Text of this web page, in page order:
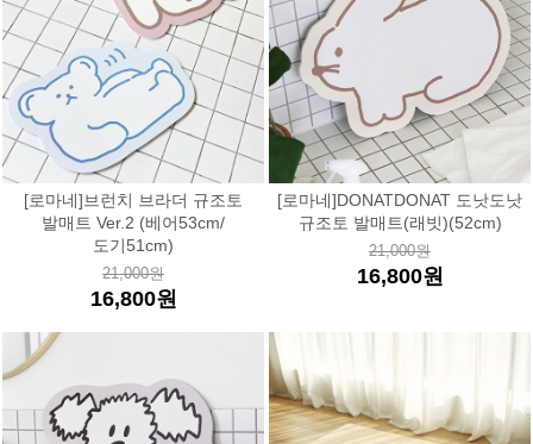
[로마네]브런치 브라더 규조토
발매트 Ver.2 (베어53cm/
도기51cm)
21,000원
16,800원
[로마네]DONATDONAT 도낫도낫
규조토 발매트(래빗)(52cm)
21,000원
16,800원